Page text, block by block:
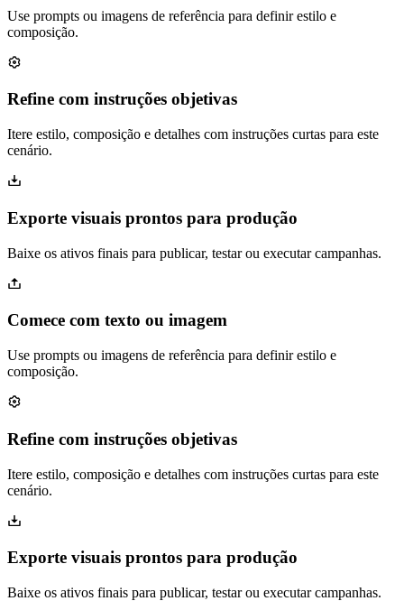
Use prompts ou imagens de referência para definir estilo e
composição.
Refine com instruções objetivas
Itere estilo, composição e detalhes com instruções curtas para este
cenário.
Exporte visuais prontos para produção
Baixe os ativos finais para publicar, testar ou executar campanhas.
Comece com texto ou imagem
Use prompts ou imagens de referência para definir estilo e
composição.
Refine com instruções objetivas
Itere estilo, composição e detalhes com instruções curtas para este
cenário.
Exporte visuais prontos para produção
Baixe os ativos finais para publicar, testar ou executar campanhas.